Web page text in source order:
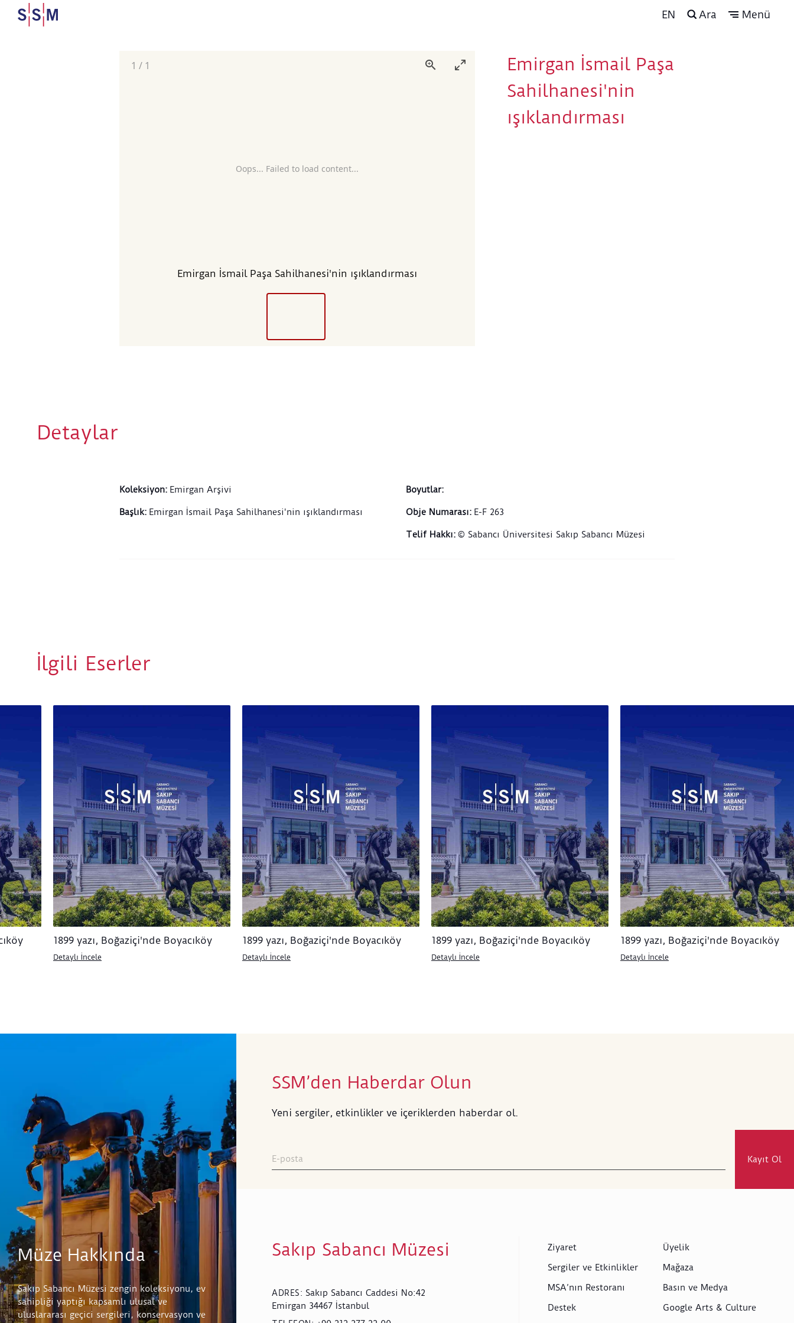
EN Ara Menü
Oops... Failed to load content...
1 / 1
Emirgan İsmail Paşa Sahilhanesi'nin ışıklandırması
Emirgan İsmail Paşa
Sahilhanesi'nin
ışıklandırması
Detaylar
Koleksiyon: Emirgan Arşivi
Başlık: Emirgan İsmail Paşa Sahilhanesi'nin ışıklandırması
Boyutlar:
Obje Numarası: E-F 263
Telif Hakkı: © Sabancı Üniversitesi Sakıp Sabancı Müzesi
İlgili Eserler
1899 yazı, Boğaziçi'nde Boyacıköy
Detaylı İncele
1899 yazı, Boğaziçi'nde Boyacıköy
Detaylı İncele
1899 yazı, Boğaziçi'nde Boyacıköy
Detaylı İncele
1899 yazı, Boğaziçi'nde Boyacıköy
Detaylı İncele
Müze Hakkında
Sakıp Sabancı Müzesi zengin koleksiyonu, ev
sahipliği yaptığı kapsamlı ulusal ve
uluslararası geçici sergileri, konservasyon ve
SSM’den Haberdar Olun
Yeni sergiler, etkinlikler ve içeriklerden haberdar ol.
Kayıt Ol
Sakıp Sabancı Müzesi
ADRES: Sakıp Sabancı Caddesi No:42
Emirgan 34467 İstanbul
Ziyaret
Sergiler ve Etkinlikler
MSA’nın Restoranı
Destek
Üyelik
Mağaza
Basın ve Medya
Google Arts & Culture